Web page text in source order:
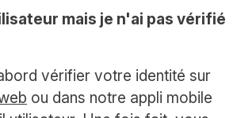
mais je n'ai pas vérifié
vérifier votre identité sur
ou dans notre appli mobile